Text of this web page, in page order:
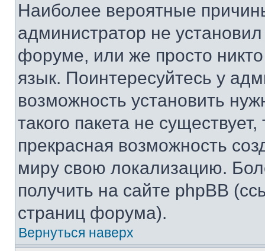
Наиболее вероятные
администратор не
форуме, или же просто
язык. Поинтересуйтесь у
возможность установить
такого пакета не
прекрасная возможность
миру свою локализацию.
получить на сайте phpBB
страниц форума).
Вернуться наверх